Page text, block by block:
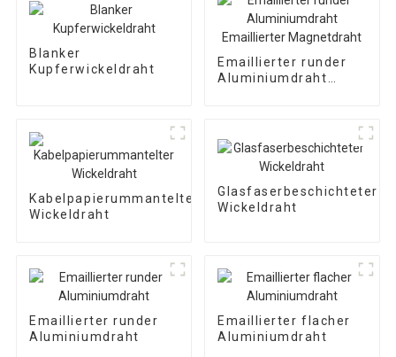
Blanker
Kupferwickeldraht
Emaillierter runder
Aluminiumdraht
Kabelpapierummantelter
Wickeldraht
Glasfaserbeschichteter
Wickeldraht
Emaillierter runder
Aluminiumdraht
Emaillierter flacher
Aluminiumdraht